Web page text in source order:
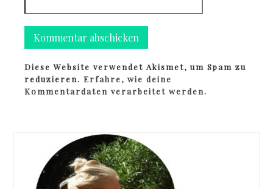
Diese Website verwendet Akismet, um Spam zu
reduzieren.Erfahre, wie deine
Kommentardaten verarbeitet werden.